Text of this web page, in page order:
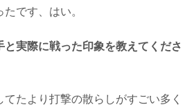
です、はい。
と実際に戦った印象を教えてくださ
たより打撃の散らしがすごい多く